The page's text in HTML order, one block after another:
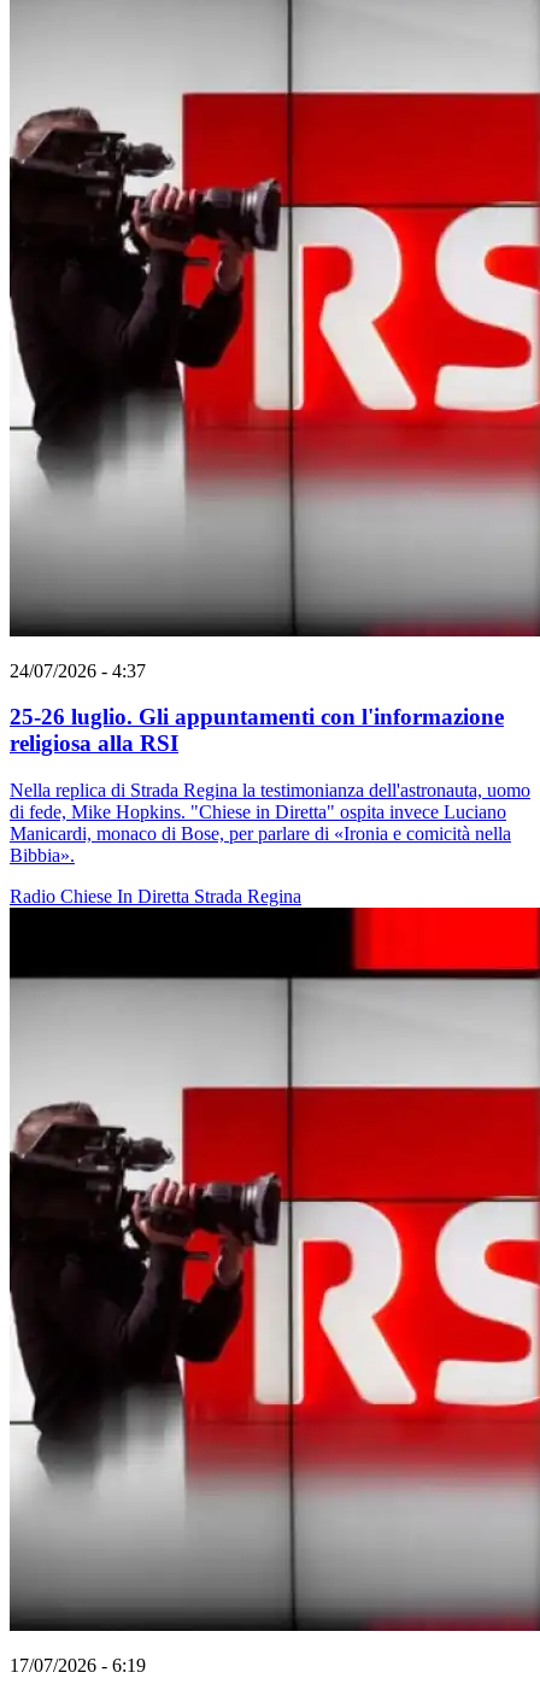
24/07/2026 - 4:37
25-26 luglio. Gli appuntamenti con l'informazione
religiosa alla RSI
Nella replica di Strada Regina la testimonianza dell'astronauta, uomo
di fede, Mike Hopkins. "Chiese in Diretta" ospita invece Luciano
Manicardi, monaco di Bose, per parlare di «Ironia e comicità nella
Bibbia».
Radio Chiese In Diretta Strada Regina
17/07/2026 - 6:19